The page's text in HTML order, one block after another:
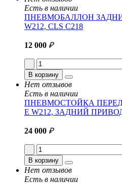
Есть в наличии
ПНЕВМОБАЛЛОН
W212, CLS C218
12 000 ₽
В корзину
Нет отзывов
Есть в наличии
ПНЕВМОСТОЙКА
E W212, ЗАДНИЙ
24 000 ₽
В корзину
Нет отзывов
Есть в наличии